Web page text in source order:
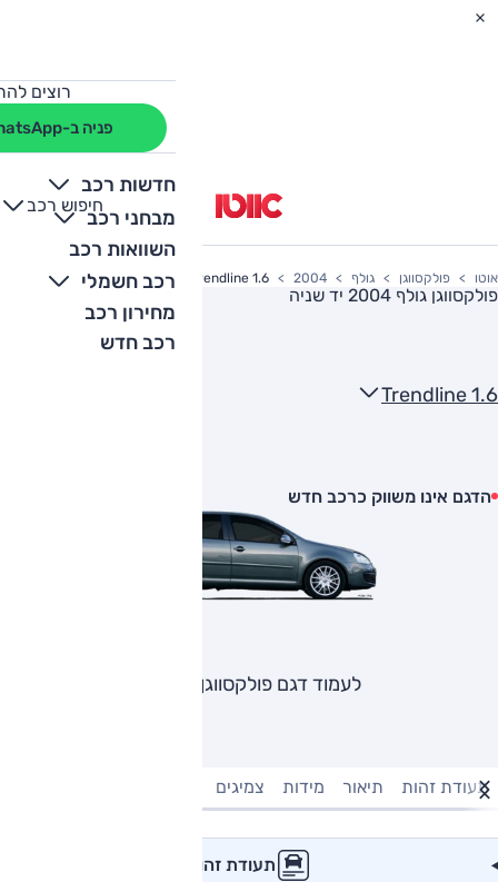
רוצים
פניה ב-WhatsApp
חדשות רכב
מבחני רכב
השוואות רכב
רכב חשמלי
מחירון רכב
רכב חדש
חיפוש רכב
+
-
אוטו פולקסווגן גולף 2004
1.6 Trendline
פולקסווגן גולף 2004 יד שניה
1.6 Trendline
הדגם אינו משווק כרכב חדש
לעמוד דגם פולקסווגן גולף
תעודת זהות תיאור מידות צמיגים
תעודת זהות